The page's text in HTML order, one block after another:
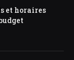
et horaires